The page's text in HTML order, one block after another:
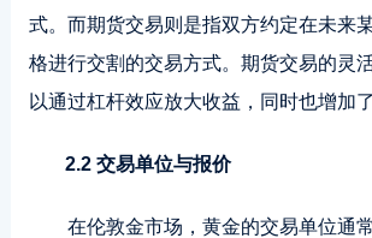
式。而期货交易则是指双方约定在未来
格进行交割的交易方式。期货交易的灵
以通过杠杆效应放大收益，同时也增加了
2.2 交易单位与报价
在伦敦金市场，黄金的交易单位通